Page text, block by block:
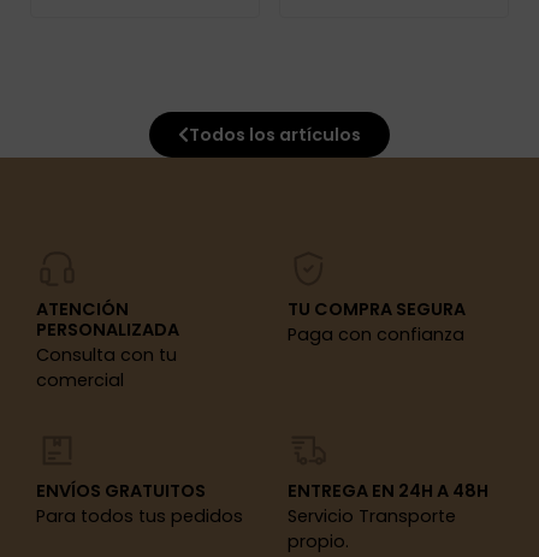
Todos los artículos
ATENCIÓN
PERSONALIZADA
Consulta con tu
comercial
TU COMPRA SEGURA
Paga con confianza
ENVÍOS GRATUITOS
Para todos tus pedidos
ENTREGA EN 24H A 48H
Servicio Transporte
propio.